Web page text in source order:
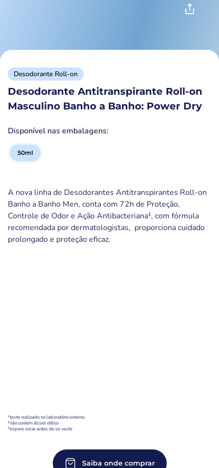
Desodorante Roll-on
Desodorante Antitranspirante Roll-on
Masculino Banho a Banho: Power Dry
Disponível nas embalagens:
50ml
A nova linha de Desodorantes Antitranspirantes Roll-on
Banho a Banho Men, conta com 72h de Proteção,
Controle de Odor e Ação Antibacteriana¹, com fórmula
recomendada por dermatologistas, proporciona cuidado
prolongado e proteção eficaz.
¹teste realizado no laboratório externo
²não contém álcool etílico
³espere secar antes de se vestir
Saiba onde comprar